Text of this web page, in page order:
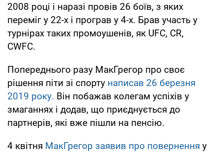
2008 році і наразі провів 26 боїв, з яких
переміг у 22-х і програв у 4-х. Брав участь у
турнірах таких промоушенів, як UFC, CR,
CWFC.
Попереднього разу МакГрегор про своє
рішення піти зі спорту написав 26 березня
2019 року. Він побажав колегам успіхів у
змаганнях і додав, що приєднується до
партнерiв, які вже пішли на пенсію.
4 квітня МакГрегор заявив про повернення у